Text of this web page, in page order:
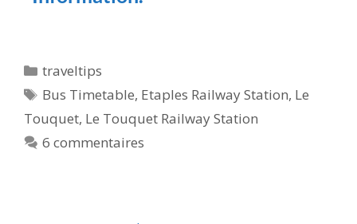
traveltips
Bus Timetable, Etaples Railway Station, Le
Touquet, Le Touquet Railway Station
6 commentaires